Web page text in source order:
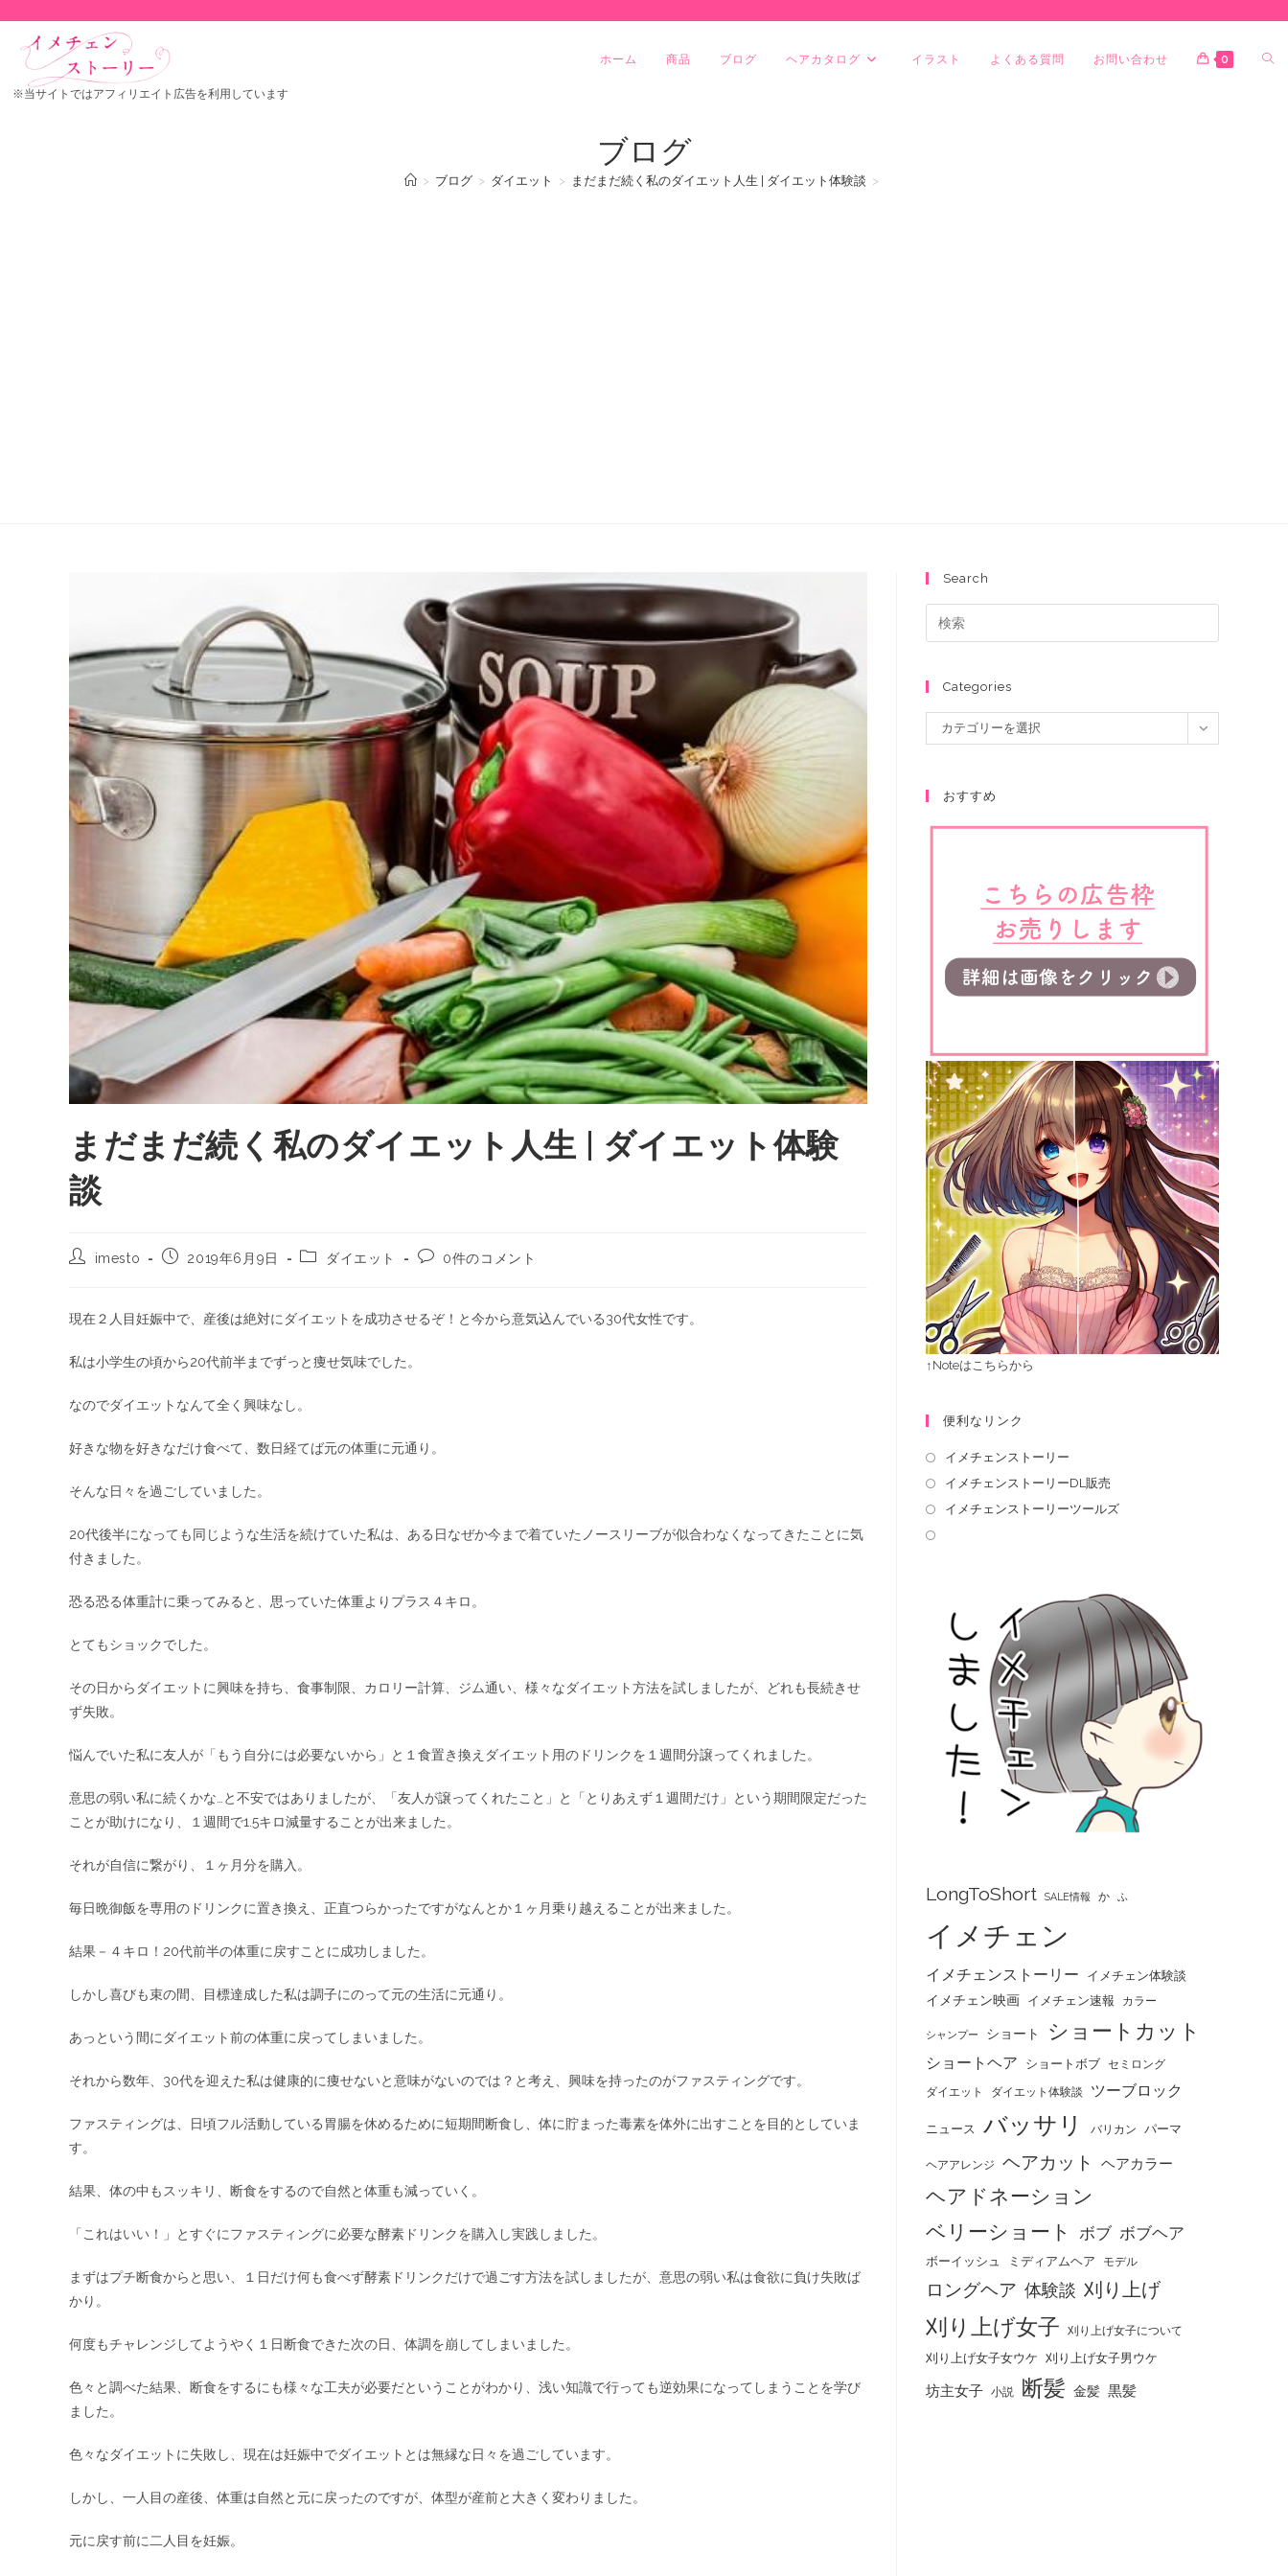
※当サイトではアフィリエイト広告を利用しています
ホーム 商品 ブログ ヘアカタログ イラスト よくある質問 お問い合わせ 0
ブログ
> ブログ > ダイエット > まだまだ続く私のダイエット人生 | ダイエット体験談 >
まだまだ続く私のダイエット人生 | ダイエット体験
談
imesto 2019年6月9日 ダイエット 0件のコメント
現在２人目妊娠中で、産後は絶対にダイエットを成功させるぞ！と今から意気込んでいる30代女性です。
私は小学生の頃から20代前半までずっと痩せ気味でした。
なのでダイエットなんて全く興味なし。
好きな物を好きなだけ食べて、数日経てば元の体重に元通り。
そんな日々を過ごしていました。
20代後半になっても同じような生活を続けていた私は、ある日なぜか今まで着ていたノースリーブが似合わなくなってきたことに気
付きました。
恐る恐る体重計に乗ってみると、思っていた体重よりプラス４キロ。
とてもショックでした。
その日からダイエットに興味を持ち、食事制限、カロリー計算、ジム通い、様々なダイエット方法を試しましたが、どれも長続きせ
ず失敗。
悩んでいた私に友人が「もう自分には必要ないから」と１食置き換えダイエット用のドリンクを１週間分譲ってくれました。
意思の弱い私に続くかな…と不安ではありましたが、「友人が譲ってくれたこと」と「とりあえず１週間だけ」という期間限定だった
ことが助けになり、１週間で1.5キロ減量することが出来ました。
それが自信に繋がり、１ヶ月分を購入。
毎日晩御飯を専用のドリンクに置き換え、正直つらかったですがなんとか１ヶ月乗り越えることが出来ました。
結果－４キロ！20代前半の体重に戻すことに成功しました。
しかし喜びも束の間、目標達成した私は調子にのって元の生活に元通り。
あっという間にダイエット前の体重に戻ってしまいました。
それから数年、30代を迎えた私は健康的に痩せないと意味がないのでは？と考え、興味を持ったのがファスティングです。
ファスティングは、日頃フル活動している胃腸を休めるために短期間断食し、体に貯まった毒素を体外に出すことを目的としていま
す。
結果、体の中もスッキリ、断食をするので自然と体重も減っていく。
「これはいい！」とすぐにファスティングに必要な酵素ドリンクを購入し実践しました。
まずはプチ断食からと思い、１日だけ何も食べず酵素ドリンクだけで過ごす方法を試しましたが、意思の弱い私は食欲に負け失敗ば
かり。
何度もチャレンジしてようやく１日断食できた次の日、体調を崩してしまいました。
色々と調べた結果、断食をするにも様々な工夫が必要だということがわかり、浅い知識で行っても逆効果になってしまうことを学び
ました。
色々なダイエットに失敗し、現在は妊娠中でダイエットとは無縁な日々を過ごしています。
しかし、一人目の産後、体重は自然と元に戻ったのですが、体型が産前と大きく変わりました。
元に戻す前に二人目を妊娠。
Search
Categories
カテゴリーを選択
おすすめ
↑Noteはこちらから
便利なリンク
イメチェンストーリー
イメチェンストーリーDL販売
イメチェンストーリーツールズ
LongToShort SALE情報 か ふ
イメチェン
イメチェンストーリー イメチェン体験談
イメチェン映画 イメチェン速報 カラー
シャンプー ショート ショートカット
ショートヘア ショートボブ セミロング
ダイエット ダイエット体験談 ツーブロック
ニュース バッサリ バリカン パーマ
ヘアアレンジ ヘアカット ヘアカラー
ヘアドネーション
ベリーショート
ボブ ボブヘア
ボーイッシュ ミディアムヘア モデル
ロングヘア 体験談 刈り上げ
刈り上げ女子 刈り上げ女子について
刈り上げ女子女ウケ 刈り上げ女子男ウケ
坊主女子 小説 断髪 金髪 黒髪